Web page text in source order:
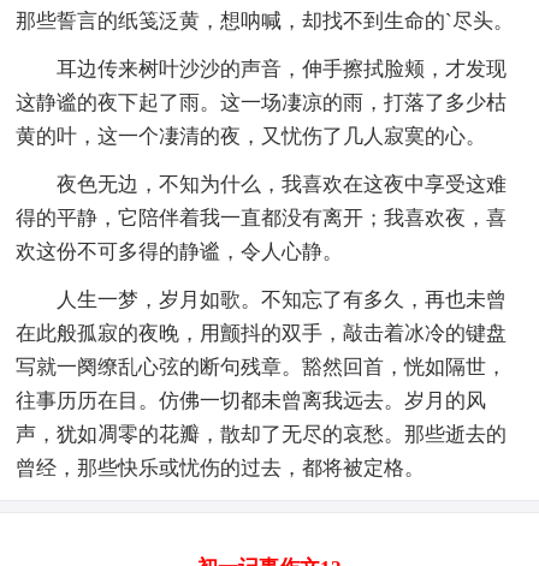
那些誓言的纸笺泛黄，想呐喊，却找不到生命的`尽头。
耳边传来树叶沙沙的声音，伸手擦拭脸颊，才发现
这静谧的夜下起了雨。这一场凄凉的雨，打落了多少枯
黄的叶，这一个凄清的夜，又忧伤了几人寂寞的心。
夜色无边，不知为什么，我喜欢在这夜中享受这难
得的平静，它陪伴着我一直都没有离开；我喜欢夜，喜
欢这份不可多得的静谧，令人心静。
人生一梦，岁月如歌。不知忘了有多久，再也未曾
在此般孤寂的夜晚，用颤抖的双手，敲击着冰冷的键盘
写就一阕缭乱心弦的断句残章。豁然回首，恍如隔世，
往事历历在目。仿佛一切都未曾离我远去。岁月的风
声，犹如凋零的花瓣，散却了无尽的哀愁。那些逝去的
曾经，那些快乐或忧伤的过去，都将被定格。